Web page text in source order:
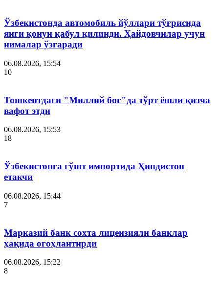
Ўзбекистонда автомобиль йўллари тўғрисида
янги қонун қабул қилинди. Ҳайдовчилар учун
нималар ўзгаради
06.08.2026, 15:54
10
Тошкентдаги "Миллий боғ"да тўрт ёшли қизча
вафот этди
06.08.2026, 15:53
18
Ўзбекистонга гўшт импортида Ҳиндистон
етакчи
06.08.2026, 15:44
7
Марказий банк сохта лицензияли банклар
ҳақида огоҳлантирди
06.08.2026, 15:22
8